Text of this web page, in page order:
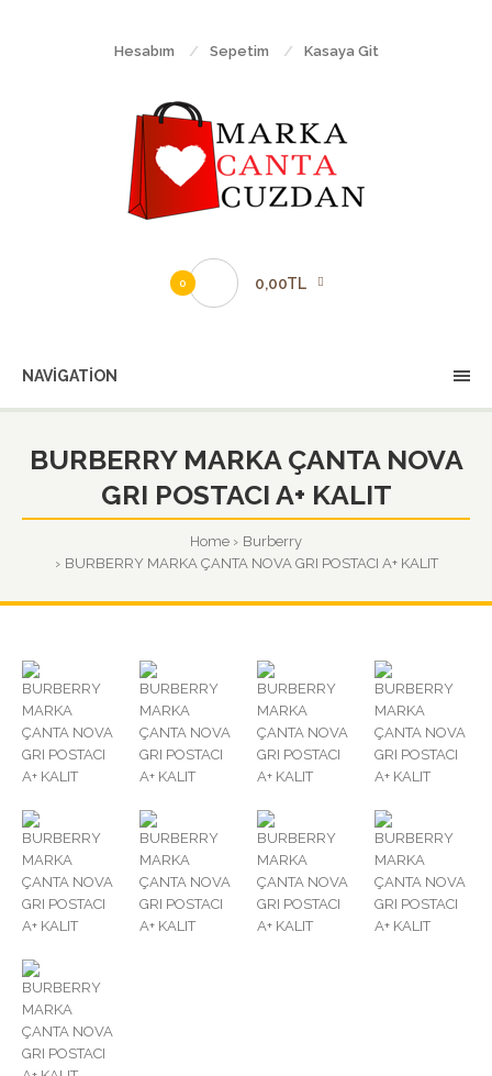
Hesabım Sepetim Kasaya Git
0 0,00TL
NAVIGATION
BURBERRY MARKA ÇANTA NOVA
GRI POSTACI A+ KALIT
Home
Burberry
BURBERRY MARKA ÇANTA NOVA GRI POSTACI A+ KALIT